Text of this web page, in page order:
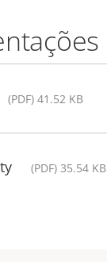
(PDF) 41.52 KB
(PDF) 35.54 KB